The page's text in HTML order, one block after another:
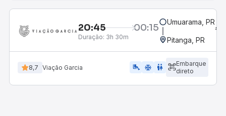
20:45 00:15
Duração: 3h 30m
Umuarama, PR
Pitanga, PR
8,7 Viação Garcia airline_seat_legroom_extra ac_unit wc
Embarque
direto